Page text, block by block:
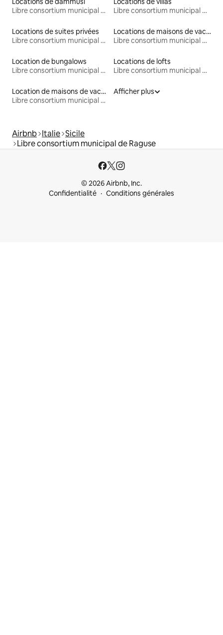
Libre consortium municipal de Raguse
Libre consortium municipal de Raguse
Locations de suites privées
Libre consortium municipal de Raguse
Locations de maisons de vacances
Libre consortium municipal de Raguse
Location de bungalows
Libre consortium municipal de Raguse
Locations de lofts
Libre consortium municipal de Raguse
Location de maisons de vacances
Libre consortium municipal de Raguse
Afficher plus
Airbnb Italie Sicile
Libre consortium municipal de Raguse
© 2026 Airbnb, Inc.
Confidentialité
Conditions générales